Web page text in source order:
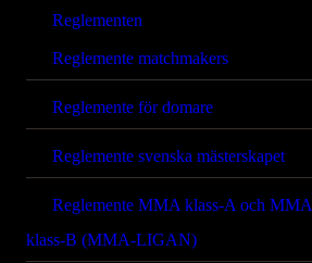
Reglementen
Reglemente matchmakers
Reglemente för domare
Reglemente svenska mästerskapet
Reglemente MMA klass-A och MMA
klass-B (MMA-LIGAN)